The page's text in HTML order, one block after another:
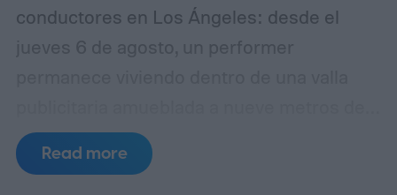
conductores en Los Ángeles: desde el
jueves 6 de agosto, un performer
altura sobre Sunset Boulevard, en la
intersección con Selma Avenue, en West
Read more